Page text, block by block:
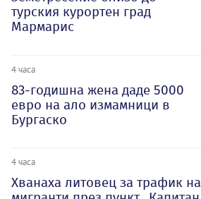
турския курортен град
Мармарис
4 часа
83-годишна жена даде 5000
евро на ало измамници в
Бургаско
4 часа
Хванаха литовец за трафик на